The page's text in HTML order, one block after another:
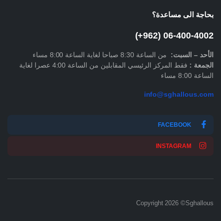
بحاجة الى مساعدة؟
06-400-4002 (962+)
الأحد – السبت: من الساعة 8:30 صباحا لغاية الساعة 8:00 مساء
الجمعة :
فقط المركز الرئيسي المقابلين من الساعة 4:00 عصرا لغاية
الساعة 8:00 مساء
info@sghallous.com
FACEBOOK
INSTAGRAM
Copyright 2026 ©Sghallous